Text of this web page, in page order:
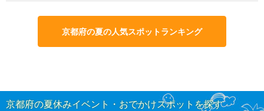
京都府の夏の人気スポットランキング
京都府の夏休みイベント・おでかけスポットを探す